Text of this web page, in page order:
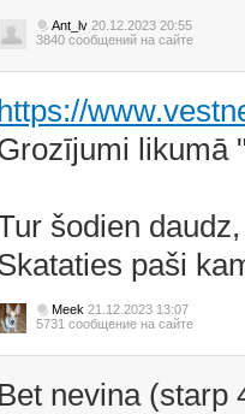
Ant_lv 20.12.2023 20:55
3840 сообщений на сайте
likumā
šodien
paši
Meek 21.12.2023 13:07
5731 сообщение на сайте
Bet nevina (starp